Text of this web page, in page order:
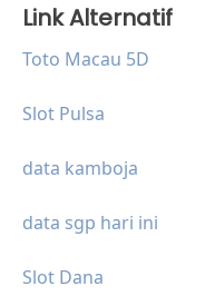
Link Alternatif
Toto Macau 5D
Slot Pulsa
data kamboja
data sgp hari ini
Slot Dana